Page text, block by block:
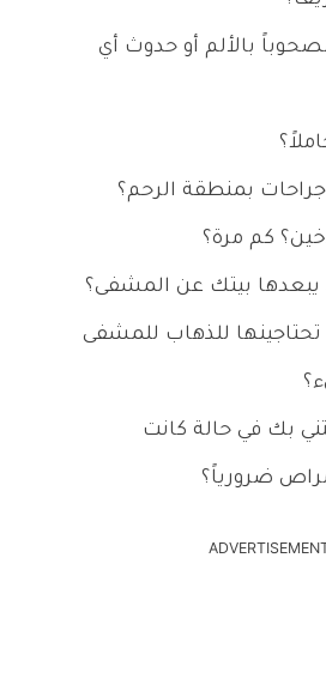
بالألم أو حدوث أي
بمنطقة الرحم؟
كم مرة؟
يبعدها بيتك عن المشفى؟
تحتاجينها للذهاب للمشفى
بك في حالة كانت
ضرورياً؟
ADVERTISEMENT